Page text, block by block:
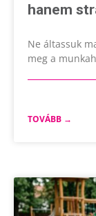
hanem
Ne áltassuk
meg a
TOVÁBB →